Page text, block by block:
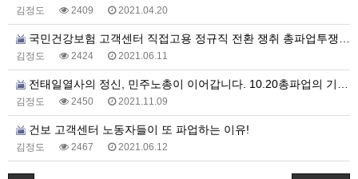
김정도 2409 2021.04.20
국민건강보험 고객센터 직접고용 정규직 전환 쟁취 총파업투쟁 1일차 갈무리 영상
김정도 2424 2021.06.11
전태일열사의 정신, 민주노총이 이어갑니다. 10.20총파업의 기세를 11.13전국노동자대회로!
김정도 2450 2021.11.09
건보 고객센터 노동자들이 또 파업하는 이유!
김정도 2467 2021.06.12